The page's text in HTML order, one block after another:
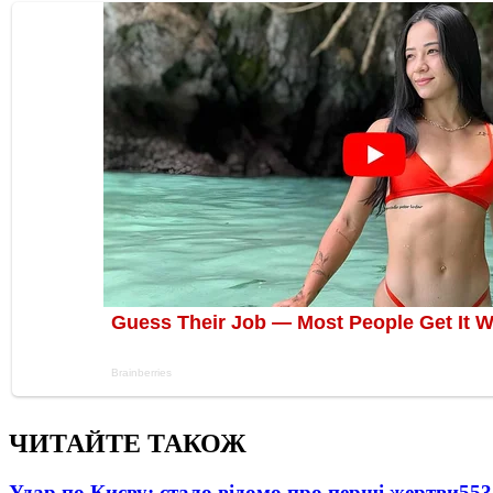
ЧИТАЙТЕ ТАКОЖ